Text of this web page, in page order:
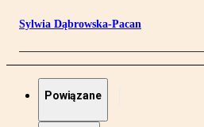
Sylwia Dąbrowska-Pacan
Powiązane